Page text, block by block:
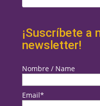
¡Suscríbete a
newsletter!
Nombre / Name
Email*